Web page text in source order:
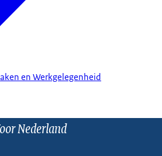
en Werkgelegenheid
Nederland